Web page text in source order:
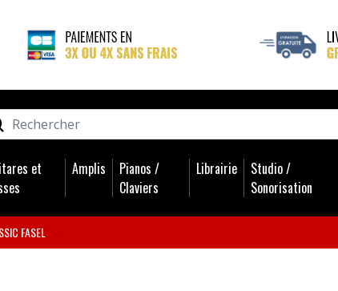
RECHERCHER
et
Amplis
Pianos /
Claviers
Librairie
Studio /
Sonorisation
FASEL
GUITARES ET BASSES
AMPLIS
PIANOS / CLAVIERS